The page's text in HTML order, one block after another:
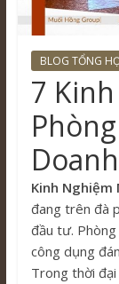
BLOG TỔNG
7
Kinh Nghiệm
đang trên đà
đầu tư.
công dụng
Trong thời